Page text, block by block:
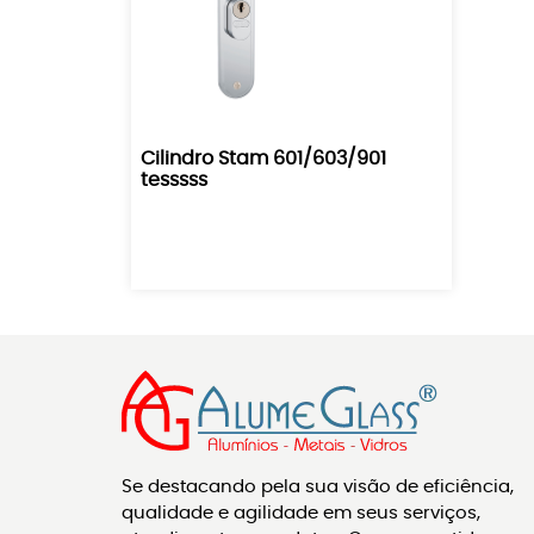
Cilindro Stam 601/603/901
tesssss
Se destacando pela sua visão de eficiência,
qualidade e agilidade em seus serviços,